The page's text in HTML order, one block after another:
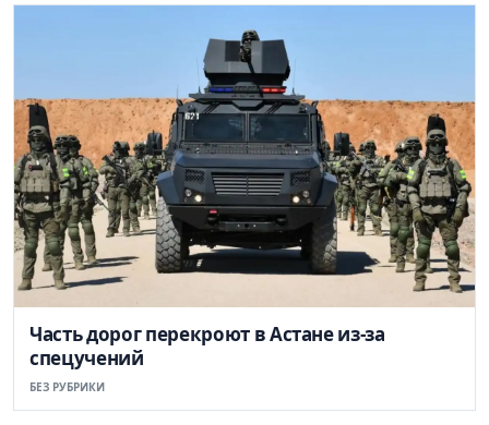
Часть дорог перекроют в Астане из-за
спецучений
БЕЗ РУБРИКИ